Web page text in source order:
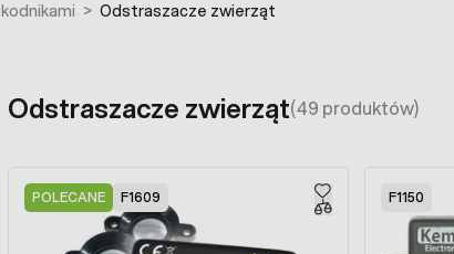
> Odstraszacze zwierząt
Odstraszacze zwierząt(49 produktów)
POLECANE F1609 F1150